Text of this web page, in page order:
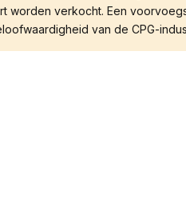
worden verkocht. Een
van de CPG-